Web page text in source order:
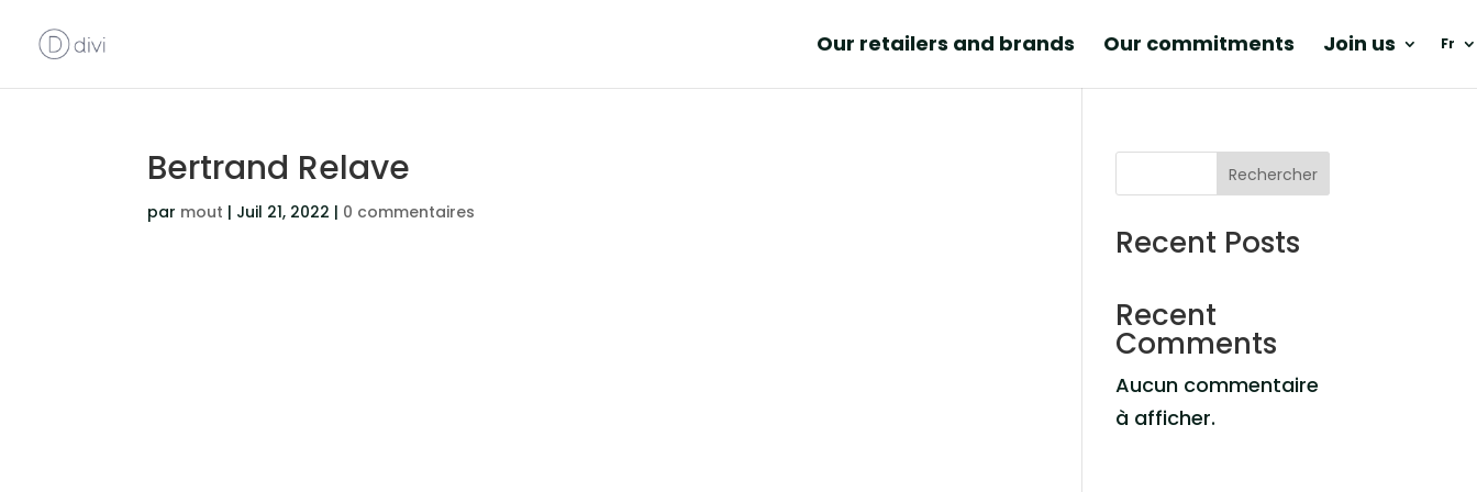
Our retailers and brands Our commitments Join us Fr
Bertrand Relave
par mout | Juil 21, 2022 | 0 commentaires
Rechercher
Recent Posts
Recent
Comments
Aucun commentaire
à afficher.